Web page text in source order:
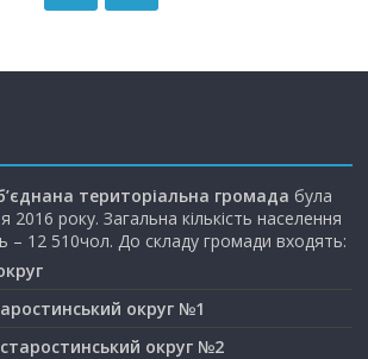
територіальна громада була
2016 року. Загальна кількість населення
– 12 510чол. До складу громади входять:
округ №1
округ №2